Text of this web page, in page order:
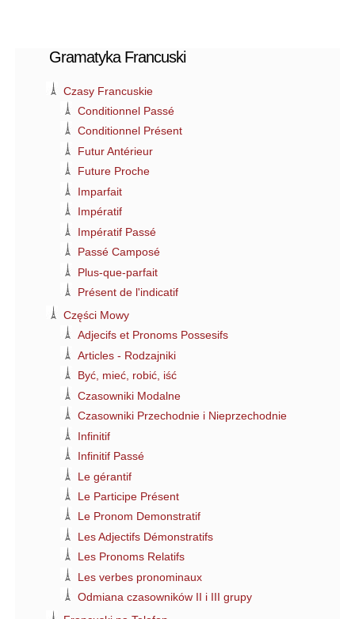
Gramatyka Francuski
Czasy Francuskie
Conditionnel Passé
Conditionnel Présent
Futur Antérieur
Future Proche
Imparfait
Impératif
Impératif Passé
Passé Camposé
Plus-que-parfait
Présent de l'indicatif
Części Mowy
Adjecifs et Pronoms Possesifs
Articles - Rodzajniki
Być, mieć, robić, iść
Czasowniki Modalne
Czasowniki Przechodnie i Nieprzechodnie
Infinitif
Infinitif Passé
Le gérantif
Le Participe Présent
Le Pronom Demonstratif
Les Adjectifs Démonstratifs
Les Pronoms Relatifs
Les verbes pronominaux
Odmiana czasowników II i III grupy